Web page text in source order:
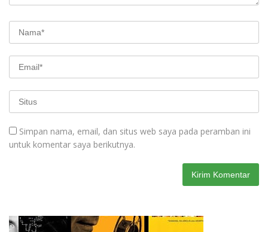
Simpan nama, email, dan situs web saya pada peramban ini
untuk komentar saya berikutnya.